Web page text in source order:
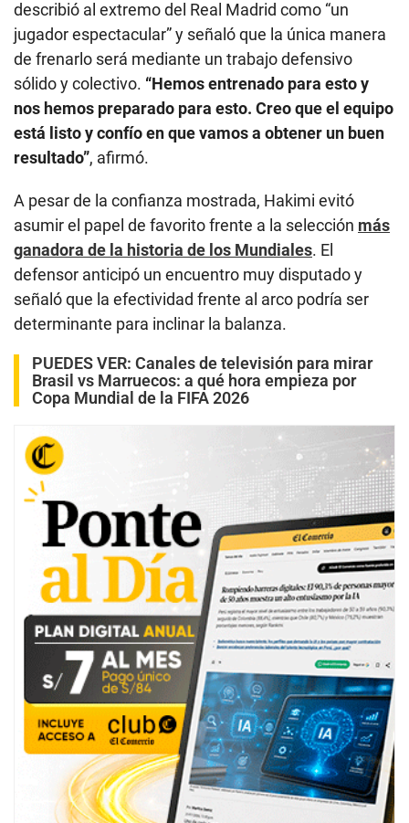
describió al extremo del Real Madrid como “un
jugador espectacular” y señaló que la única manera
de frenarlo será mediante un trabajo defensivo
sólido y colectivo. “Hemos entrenado para esto y
nos hemos preparado para esto. Creo que el equipo
está listo y confío en que vamos a obtener un buen
resultado”, afirmó.
A pesar de la confianza mostrada, Hakimi evitó
asumir el papel de favorito frente a la selección más
ganadora de la historia de los Mundiales. El
defensor anticipó un encuentro muy disputado y
señaló que la efectividad frente al arco podría ser
determinante para inclinar la balanza.
PUEDES VER: Canales de televisión para mirar
Brasil vs Marruecos: a qué hora empieza por
Copa Mundial de la FIFA 2026